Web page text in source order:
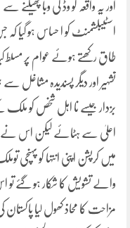
اور یہ واقعہ کو وڈ کی
اسٹیبلشمنٹ کو ا حساس ہو گیا
طاق رکھتے ہوئے عوام پر مسلط
تشہیر اور دیگر پسندیدہ مشاغل
بزدار جیسے نا اہل شخص
اعلیٰ سے ہٹائے لیکن اس نے
میں کرپشن اپنی انتہا کو پہنچی
والے تشویش کا شکار ہو گئے
مزاحت کا محاذ کھول لیا پاکستان